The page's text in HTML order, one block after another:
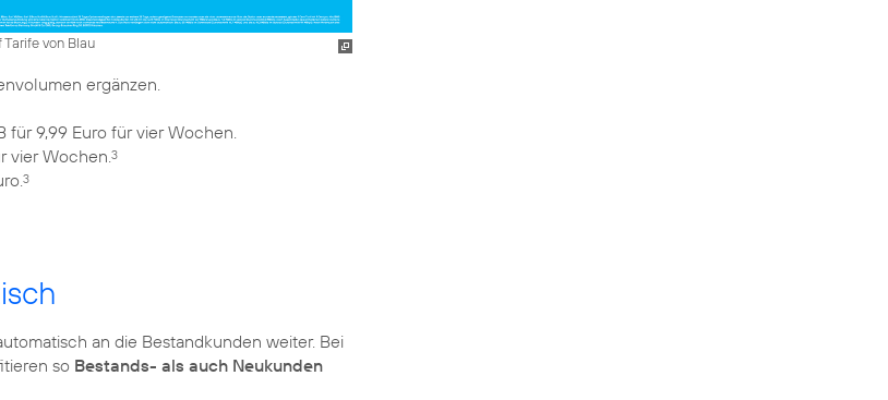
von Blau
ergänzen.
für 9,99 Euro für vier Wochen.
vier Wochen.3
3
an die Bestandkunden weiter. Bei
so Bestands- als auch Neukunden